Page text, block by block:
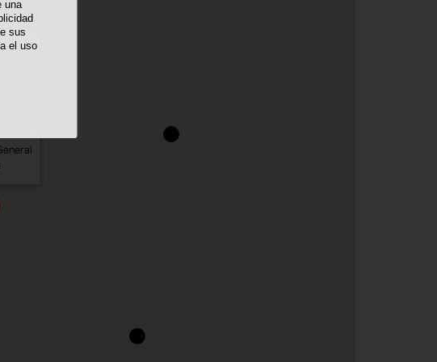
una
sus
el uso